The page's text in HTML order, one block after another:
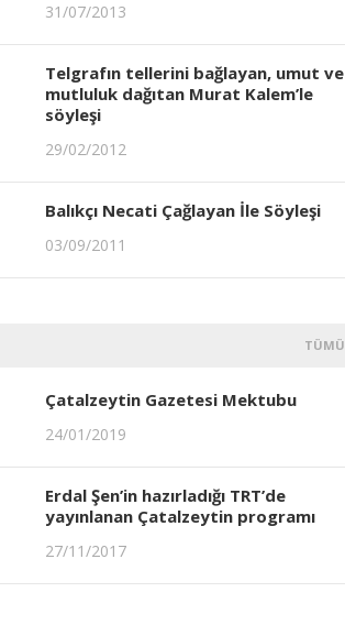
31/07/2013
Telgrafın tellerini bağlayan, umut ve
mutluluk dağıtan Murat Kalem’le
söyleşi
29/02/2012
Balıkçı Necati Çağlayan İle Söyleşi
03/09/2011
TÜMÜ
Çatalzeytin Gazetesi Mektubu
24/01/2019
Erdal Şen’in hazırladığı TRT’de
yayınlanan Çatalzeytin programı
27/11/2017